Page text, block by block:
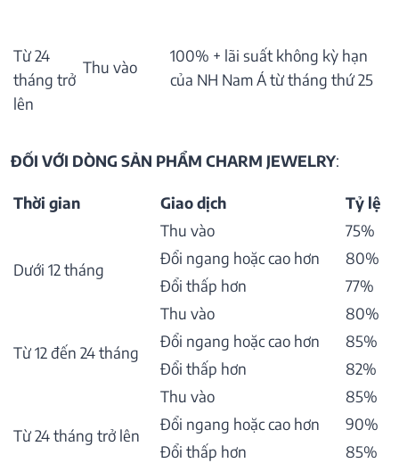
Từ 24
tháng trở
lên
Thu vào
100% + lãi suất không kỳ hạn
của NH Nam Á từ tháng thứ 25
ĐỐI VỚI DÒNG SẢN PHẨM CHARM JEWELRY:
Thời gian Giao dịch Tỷ lệ
Dưới 12 tháng
Thu vào
75%
Đổi ngang hoặc cao hơn
80%
Đổi thấp hơn
77%
Từ 12 đến 24 tháng
Thu vào
80%
Đổi ngang hoặc cao hơn
85%
Đổi thấp hơn
82%
Từ 24 tháng trở lên
Thu vào
85%
Đổi ngang hoặc cao hơn
90%
Đổi thấp hơn
85%